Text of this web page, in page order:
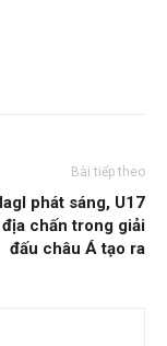
Bài tiếp theo
phát sáng, U17
chấn trong giải
đấu châu Á tạo ra